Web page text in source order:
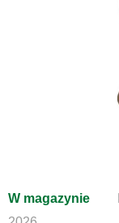
W magazynie